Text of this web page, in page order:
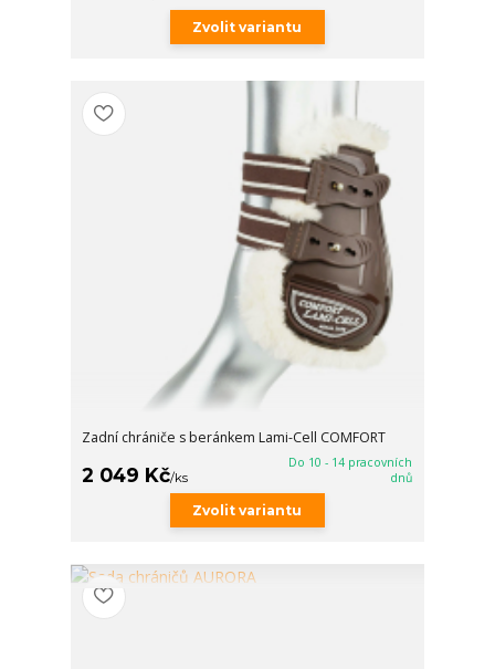
Zvolit variantu
Zadní chrániče s beránkem Lami-Cell COMFORT
2 049 Kč/ks
Do 10 - 14 pracovních
dnů
Zvolit variantu